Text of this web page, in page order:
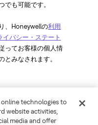
でも可能です。
、Honeywellの利用
イバシー・ステート
ってお客様の個人情
とみなされます。
online technologies to
website activities,
media and offer